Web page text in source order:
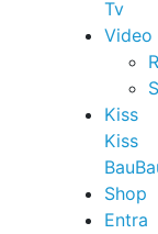
Tv
Video
Kiss
Kiss
Shop
Entra